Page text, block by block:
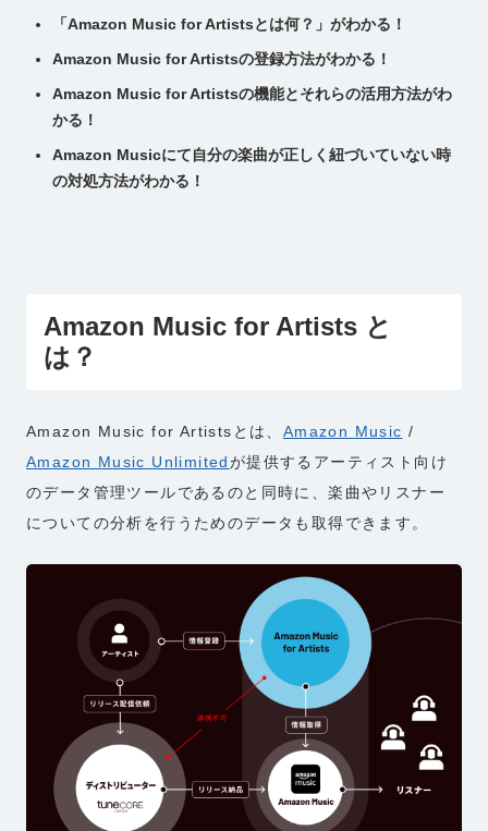
「Amazon Music for Artistsとは何？」がわかる！
Amazon Music for Artistsの登録方法がわかる！
Amazon Music for Artistsの機能とそれらの活用方法がわ
かる！
Amazon Musicにて自分の楽曲が正しく紐づいていない時
の対処方法がわかる！
Amazon Music for Artists と
は？
Amazon Music for Artistsとは、 Amazon Music /
Amazon Music Unlimitedが提供するアーティスト向け
のデータ管理ツールであるのと同時に、楽曲やリスナー
についての分析を行うためのデータも取得できます。